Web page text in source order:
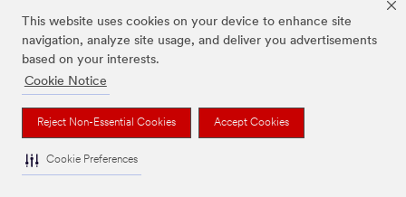
This website uses cookies on your device to enhance site
navigation, analyze site usage, and deliver you advertisements
based on your interests.
Cookie Notice
Reject Non-Essential Cookies Accept Cookies
Cookie Preferences